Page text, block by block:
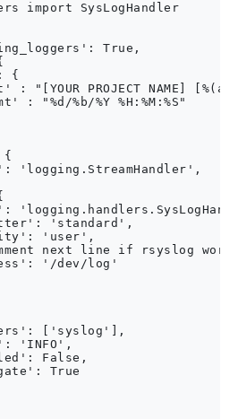
import SysLogHandler
True,
{
: "[YOUR PROJECT NAME]
: "%d/%b/%Y %H:%M:%S"
'logging.StreamHandler',
'standard',
'user',
next line if rsyslog
'/dev/log'
['syslog'],
'INFO',
False,
True